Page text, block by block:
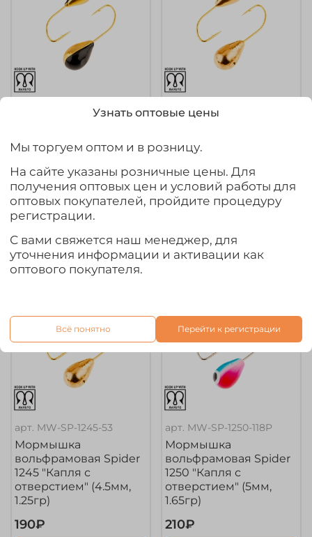
MW-SP-1230-51
вольфрамовая Spider
1230 "Капля с
отверстием" (3мм,
0.37гр)
120₽
арт. MW-SP-1235-75
1235 "Капля с
отверстием" (3.5мм,
0.54гр)
130₽
арт. MW-SP-1245-53
Мормышка
вольфрамовая Spider
1245 "Капля с
отверстием" (4.5мм,
1.25гр)
190₽
арт. MW-SP-1250-118P
Мормышка
вольфрамовая Spider
1250 "Капля с
отверстием" (5мм,
1.65гр)
210₽
Узнать оптовые цены
Мы торгуем оптом и в розницу.
На сайте указаны розничные цены. Для
получения оптовых цен и условий работы для
оптовых покупателей, пройдите процедуру
регистрации.
С вами свяжется наш менеджер, для
уточнения информации и активации как
оптового покупателя.
Всё понятно Перейти к регистрации